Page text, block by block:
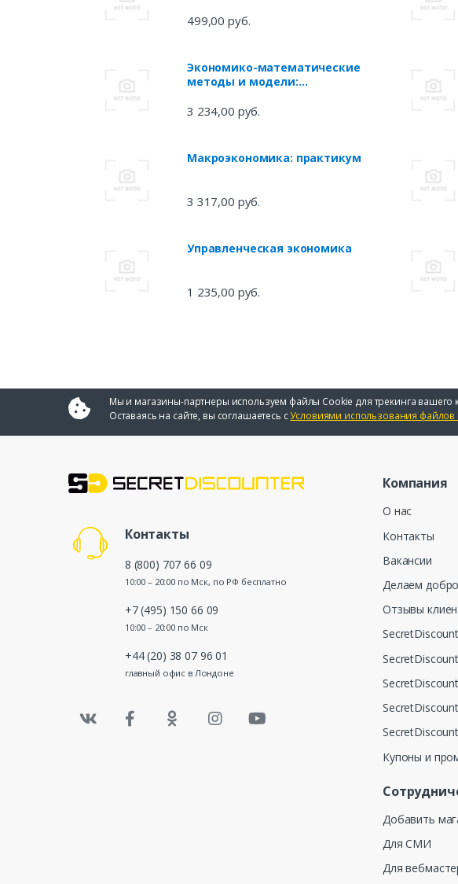
499,00 руб.
Экономико-математические
методы и модели:
моделирование: Учебное
3 234,00 руб.
Макроэкономика: практикум
3 317,00 руб.
Управленческая экономика
1 235,00 руб.
Мы и магазины-партнеры используем файлы Cookie для трекинга вашего
Оставаясь на сайте, вы соглашаетесь сУсловиями использования файлов
Контакты
8 (800) 707 66 09
10:00 – 20:00 по Мск, по РФ бесплатно
+7 (495) 150 66 09
10:00 – 20:00 по Мск
+44 (20) 38 07 96 01
главный офис в Лондоне
Компания
О нас
Контакты
Вакансии
Делаем добро
Отзывы
Купоны и
Добавить
Для СМИ
Для